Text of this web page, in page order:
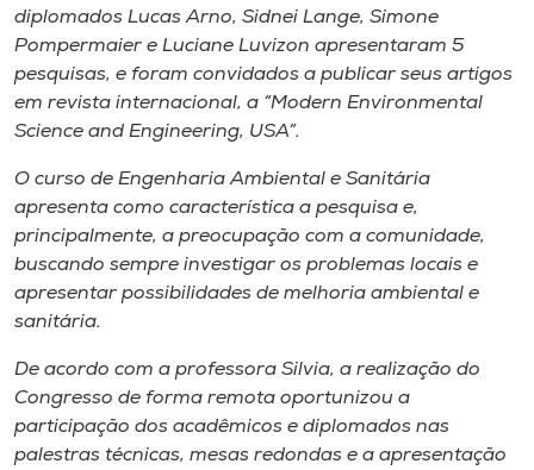
diplomados Lucas Arno, Sidnei Lange, Simone
Pompermaier e Luciane Luvizon apresentaram 5
pesquisas, e foram convidados a publicar seus artigos
em revista internacional, a “Modern Environmental
Science and Engineering, USA”.
O curso de Engenharia Ambiental e Sanitária
apresenta como característica a pesquisa e,
principalmente, a preocupação com a comunidade,
buscando sempre investigar os problemas locais e
apresentar possibilidades de melhoria ambiental e
sanitária.
De acordo com a professora Silvia, a realização do
Congresso de forma remota oportunizou a
participação dos acadêmicos e diplomados nas
palestras técnicas, mesas redondas e a apresentação